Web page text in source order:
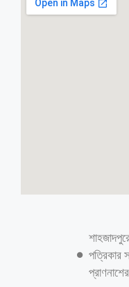
সদস্য (এমপি) নাঈমুর রহমান
কারাগারে পাঠানোর নির্দেশ
ম্যাজিস্ট্রেট আদালতের
বৃহস্পতিবার (৩ জুলাই) বিকেল